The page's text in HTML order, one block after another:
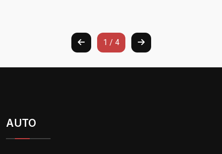
1 / 4
AUTO